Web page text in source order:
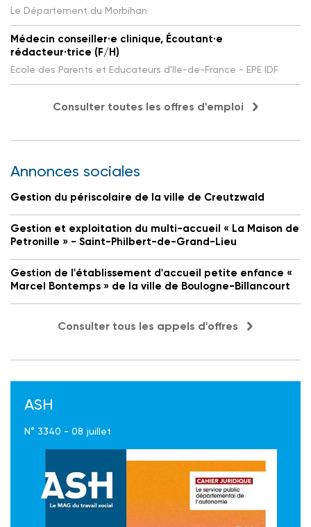
Le Département du Morbihan
Médecin conseiller·e clinique, Écoutant·e
rédacteur·trice (F/H)
Ecole des Parents et Educateurs d'Ile-de-France - EPE IDF
Consulter toutes les offres d'emploi
Annonces sociales
Gestion du périscolaire de la ville de Creutzwald
Gestion et exploitation du multi-accueil « La Maison de
Petronille » - Saint-Philbert-de-Grand-Lieu
Gestion de l'établissement d'accueil petite enfance «
Marcel Bontemps » de la ville de Boulogne-Billancourt
Consulter tous les appels d'offres
ASH
N° 3340 - 08 juillet